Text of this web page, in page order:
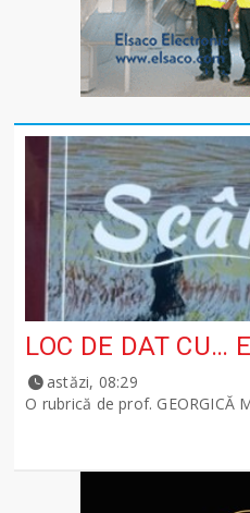
LOC DE DAT CU…
astăzi, 08:29
O rubrică de prof. GEORGICĂ